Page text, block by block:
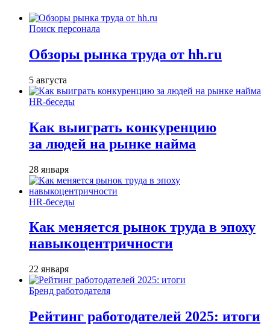
Поиск персонала
Обзоры рынка труда от hh.ru
5 августа
HR-беседы
Как выиграть конкуренцию
за людей на рынке найма
28 января
HR-беседы
Как меняется рынок труда в эпоху
навыкоцентричности
22 января
Бренд работодателя
Рейтинг работодателей 2025: итоги